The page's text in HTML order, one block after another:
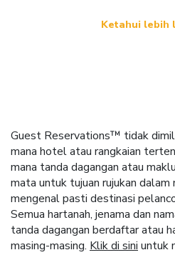
Ketahui lebih
Guest Reservations™ tidak
mana hotel atau rangkaian
mana tanda dagangan atau
mata untuk tujuan rujukan
mengenal pasti destinasi
Semua hartanah, jenama dan
tanda dagangan berdaftar atau
masing-masing. Klik di sini untuk